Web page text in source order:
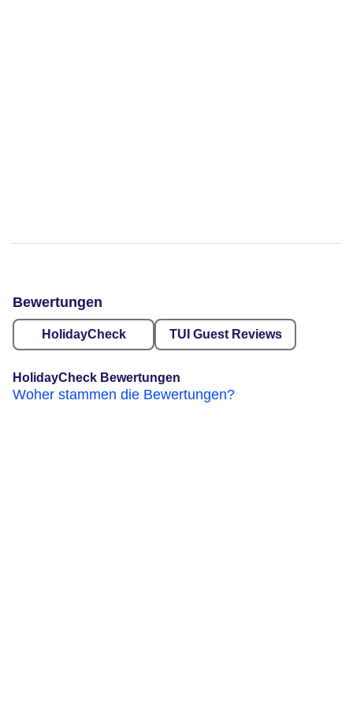
Bewertungen
HolidayCheck TUI Guest Reviews
HolidayCheck Bewertungen
Woher stammen die Bewertungen?